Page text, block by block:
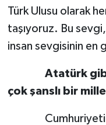
Türk Ulusu olarak
taşıyoruz. Bu
insan sevgisinin en
Atatürk
çok şanslı bir